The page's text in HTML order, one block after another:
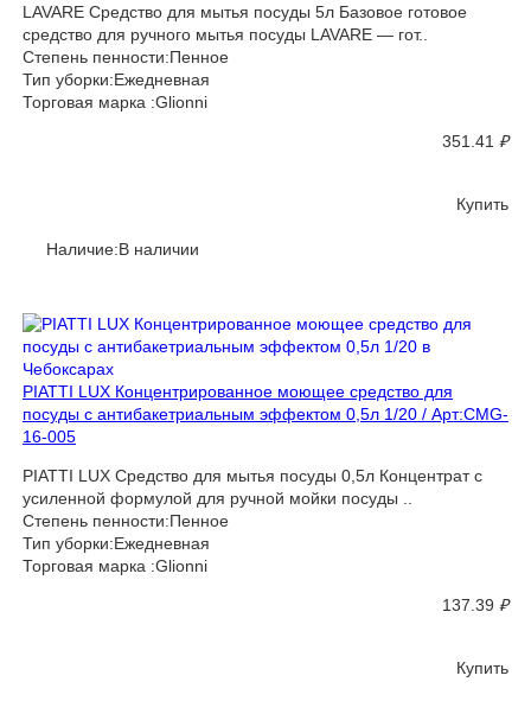
LAVARE Средство для мытья посуды 5л Базовое готовое
средство для ручного мытья посуды LAVARE — гот..
Степень пенности:Пенное
Тип уборки:Ежедневная
Торговая марка :Glionni
351.41₽
Купить
Наличие:В наличии
PIATTI LUX Концентрированное моющее средство для
посуды с антибакетриальным эффектом 0,5л 1/20 / Арт:CMG-
16-005
PIATTI LUX Средство для мытья посуды 0,5л Концентрат с
усиленной формулой для ручной мойки посуды ..
Степень пенности:Пенное
Тип уборки:Ежедневная
Торговая марка :Glionni
137.39₽
Купить